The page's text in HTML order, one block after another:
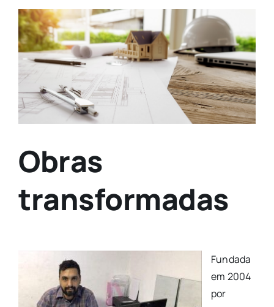
View
Larger
Image
Obras
transformadas
Fundada
em 2004
por